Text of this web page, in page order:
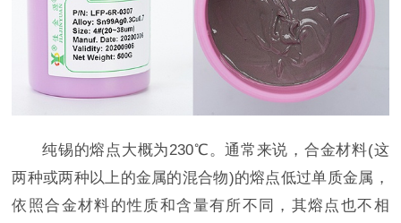
纯锡的熔点大概为230℃。通常来说，合金材料(这
两种或两种以上的金属的混合物)的熔点低过单质金属，
依照合金材料的性质和含量有所不同，其熔点也不相